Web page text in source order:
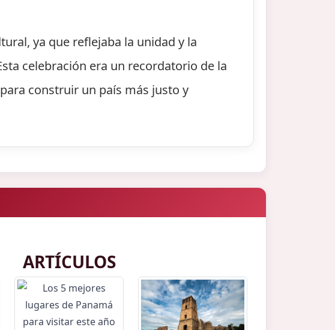
ya que reflejaba la unidad y la
celebración era un recordatorio de la
construir un país más justo y
ARTÍCULOS